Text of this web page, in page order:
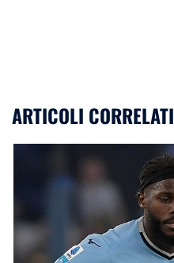
ARTICOLI CORRELATI